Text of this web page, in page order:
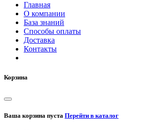
Главная
О компании
База знаний
Способы оплаты
Доставка
Контакты
Корзина
Ваша корзина пуста Перейти в каталог